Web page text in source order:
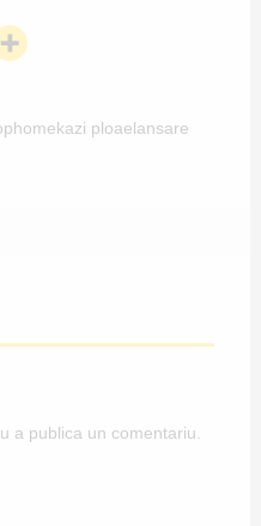
homekazi ploaelansare
a publica un comentariu.